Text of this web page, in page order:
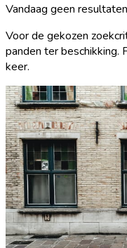
Vandaag geen
Voor de gekozen
panden ter beschikking.
keer.